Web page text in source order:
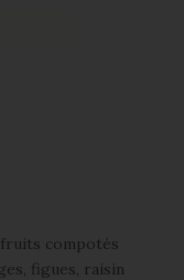
compotés
figues, raisin